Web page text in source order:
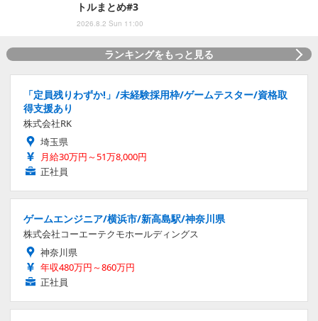
トルまとめ#3
2026.8.2 Sun 11:00
ランキングをもっと見る
「定員残りわずか!」/未経験採用枠/ゲームテスター/資格取
得支援あり
株式会社RK
埼玉県
月給30万円～51万8,000円
正社員
ゲームエンジニア/横浜市/新高島駅/神奈川県
株式会社コーエーテクモホールディングス
神奈川県
年収480万円～860万円
正社員